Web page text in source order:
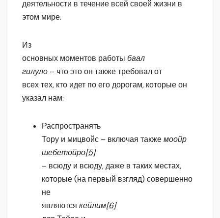
деятельности в течение всей своей жизни в
этом мире.
Из
основных моментов работы баал
гилуло – что это он также требовал от
всех тех, кто идет по его дорогам, которые он
указал нам:
Распространять
Тору и мицвойс – включая такжемоойр
шебетойро[5]
– всюду и всюду, даже в таких местах,
которые (на первый взгляд) совершенно
не
являются кейлим[6]